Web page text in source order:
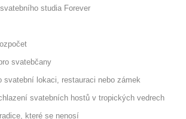
studia Forever
svatebčany
svatební lokaci, restauraci nebo zámek
svatebních hostů v tropických vedrech
které se nenosí